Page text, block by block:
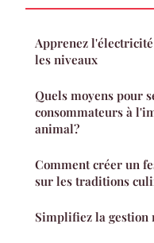
Apprenez
les niveaux
Quels moyens pour
consommateurs à
animal?
Comment créer un
sur les traditions
Simplifiez la gestion